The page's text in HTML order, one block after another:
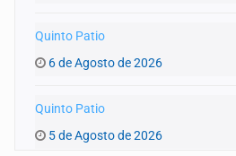
Quinto Patio
6 de Agosto de 2026
Quinto Patio
5 de Agosto de 2026